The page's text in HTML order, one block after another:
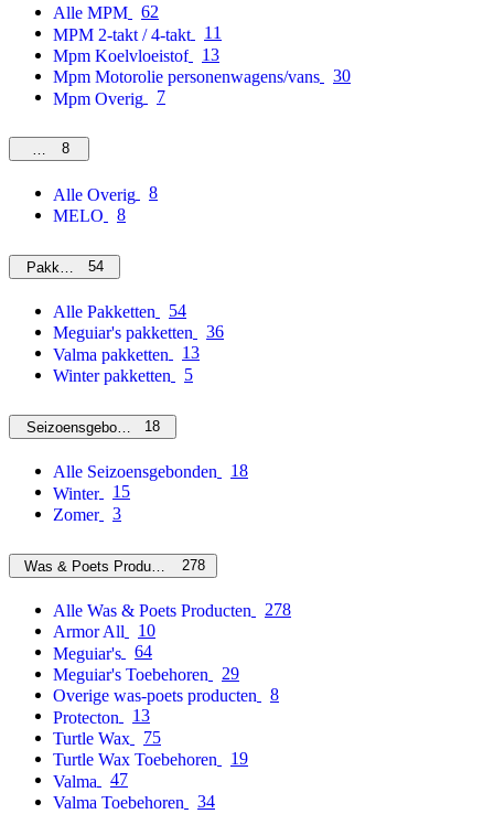
Alle MPM
62
MPM 2-takt / 4-takt
11
Mpm Koelvloeistof
13
Mpm Motorolie personenwagens/vans
30
Mpm Overig
7
Overig
8
Alle Overig
8
MELO
8
Pakketten54
Alle Pakketten
54
Meguiar's pakketten
36
Valma pakketten
13
Winter pakketten
5
Seizoensgebonden18
Alle Seizoensgebonden
18
Winter
15
Zomer
3
Was & Poets Producten 278
Alle Was & Poets Producten
278
Armor All
10
Meguiar's
64
Meguiar's Toebehoren
29
Overige was-poets producten
8
Protecton
13
Turtle Wax
75
Turtle Wax Toebehoren
19
Valma
47
Valma Toebehoren
34